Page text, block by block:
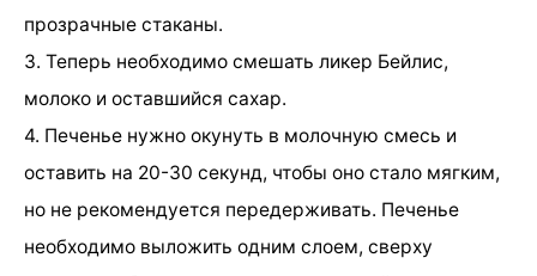
прозрачные стаканы.
3. Теперь необходимо смешать ликер Бейлис,
молоко и оставшийся сахар.
4. Печенье нужно окунуть в молочную смесь и
оставить на 20-30 секунд, чтобы оно стало мягким,
но не рекомендуется передерживать. Печенье
необходимо выложить одним слоем, сверху